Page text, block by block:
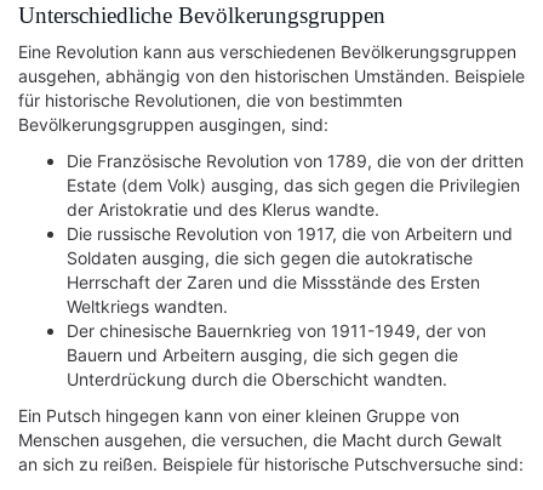
Unterschiedliche Bevölkerungsgruppen
Eine Revolution kann aus verschiedenen Bevölkerungsgruppen
ausgehen, abhängig von den historischen Umständen. Beispiele
für historische Revolutionen, die von bestimmten
Bevölkerungsgruppen ausgingen, sind:
Die Französische Revolution von 1789, die von der dritten
Estate (dem Volk) ausging, das sich gegen die Privilegien
der Aristokratie und des Klerus wandte.
Die russische Revolution von 1917, die von Arbeitern und
Soldaten ausging, die sich gegen die autokratische
Herrschaft der Zaren und die Missstände des Ersten
Weltkriegs wandten.
Der chinesische Bauernkrieg von 1911-1949, der von
Bauern und Arbeitern ausging, die sich gegen die
Unterdrückung durch die Oberschicht wandten.
Ein Putsch hingegen kann von einer kleinen Gruppe von
Menschen ausgehen, die versuchen, die Macht durch Gewalt
an sich zu reißen. Beispiele für historische Putschversuche sind: